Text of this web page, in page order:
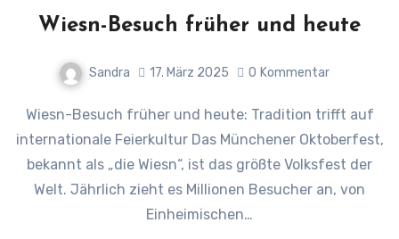
Wiesn-Besuch früher und heute
Sandra 17. März 2025 0 Kommentar
Wiesn-Besuch früher und heute: Tradition trifft auf
internationale Feierkultur Das Münchener Oktoberfest,
bekannt als „die Wiesn“, ist das größte Volksfest der
Welt. Jährlich zieht es Millionen Besucher an, von
Einheimischen…